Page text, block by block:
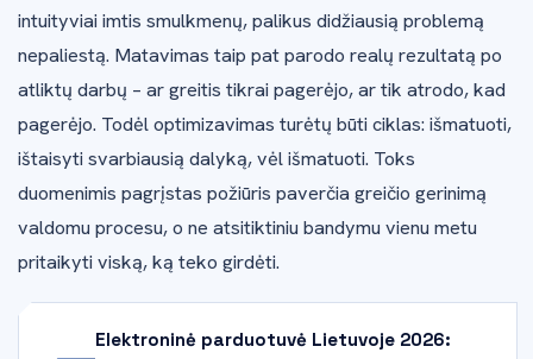
intuityviai imtis smulkmenų, palikus didžiausią problemą
nepaliestą. Matavimas taip pat parodo realų rezultatą po
atliktų darbų – ar greitis tikrai pagerėjo, ar tik atrodo, kad
pagerėjo. Todėl optimizavimas turėtų būti ciklas: išmatuoti,
ištaisyti svarbiausią dalyką, vėl išmatuoti. Toks
duomenimis pagrįstas požiūris paverčia greičio gerinimą
valdomu procesu, o ne atsitiktiniu bandymu vienu metu
pritaikyti viską, ką teko girdėti.
Elektroninė parduotuvė Lietuvoje 2026: